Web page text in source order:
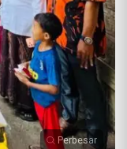
Perbesar